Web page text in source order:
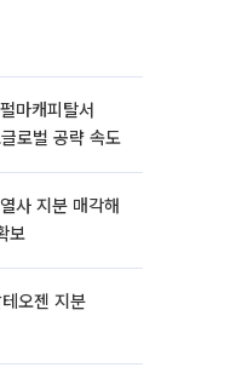
마캐피탈서
로벌 공략 속도
사 지분 매각해
보
오젠 지분